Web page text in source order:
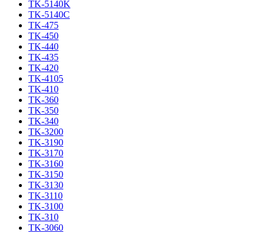
TK-5140K
TK-5140C
TK-475
TK-450
TK-440
TK-435
TK-420
TK-4105
TK-410
TK-360
TK-350
TK-340
TK-3200
TK-3190
TK-3170
TK-3160
TK-3150
TK-3130
TK-3110
TK-3100
TK-310
TK-3060